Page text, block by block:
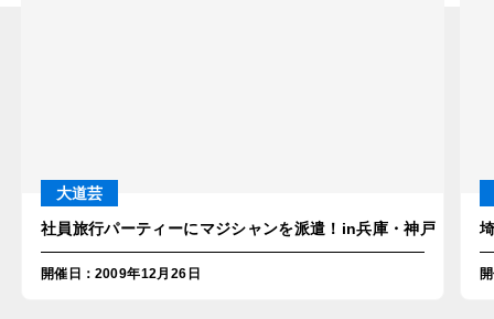
大道芸
社員旅行パーティーにマジシャンを派遣！in兵庫・神戸
開催日 ：2009年12月26日